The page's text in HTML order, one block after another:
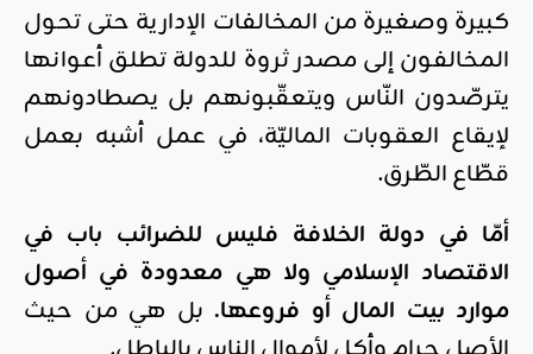
كبيرة وصغيرة من المخالفات الإدارية حتى تحول
المخالفون إلى مصدر ثروة للدولة تطلق أعوانها
يترصّدون النّاس ويتعقّبونهم بل يصطادونهم
لإيقاع العقوبات الماليّة، في عمل أشبه بعمل
قطّاع الطّرق.
أمّا في دولة الخلافة فليس للضرائب باب في
الاقتصاد الإسلامي ولا هي معدودة في أصول
موارد بيت المال أو فروعها. بل هي من حيث